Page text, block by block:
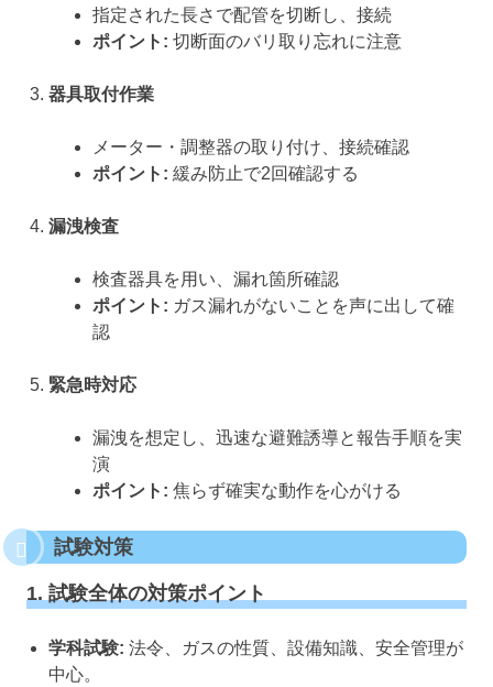
指定された長さで配管を切断し、接続
ポイント: 切断面のバリ取り忘れに注意
器具取付作業
メーター・調整器の取り付け、接続確認
ポイント: 緩み防止で2回確認する
漏洩検査
検査器具を用い、漏れ箇所確認
ポイント: ガス漏れがないことを声に出して確
認
緊急時対応
漏洩を想定し、迅速な避難誘導と報告手順を実
演
ポイント: 焦らず確実な動作を心がける
試験対策
1. 試験全体の対策ポイント
学科試験: 法令、ガスの性質、設備知識、安全管理が
中心。